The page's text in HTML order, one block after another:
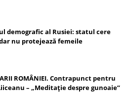
demografic al Rusiei: statul cere
nu protejează femeile
ROMÂNIEI. Contrapunct pentru
– „Meditație despre gunoaie”